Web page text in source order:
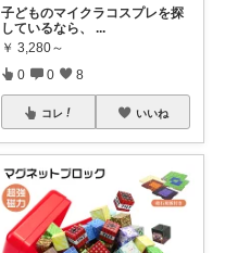
子どものマイクラコスプレを探
しているなら、
...
￥ 3,280～
0 0 8
コレ いいね